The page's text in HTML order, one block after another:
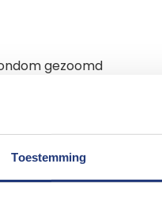
Toestemming
gezoomd
Niet inbegrepen
buiten mits niet
voor binnen en niet
vlag lang kleur- en